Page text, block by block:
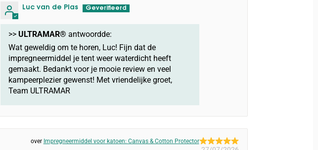
Luc van de Plas
>> ULTRAMAR® antwoordde:
Wat geweldig om te horen, Luc! Fijn dat de
impregneermiddel je tent weer waterdicht heeft
gemaakt. Bedankt voor je mooie review en veel
kampeerplezier gewenst! Met vriendelijke groet,
Team ULTRAMAR
Impregneermiddel voor katoen: Canvas & Cotton Protector